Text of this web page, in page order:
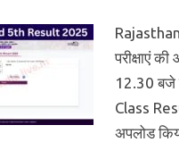
परीक्षाएं
12.30 बजे
Class
अपलोड